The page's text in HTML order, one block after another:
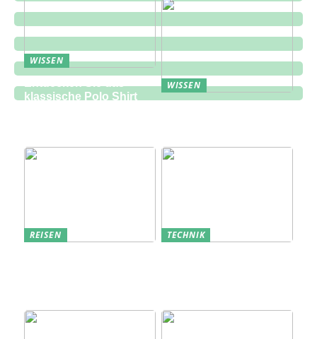
WISSEN
klassische Polo Shirt
WISSEN
REISEN
TECHNIK